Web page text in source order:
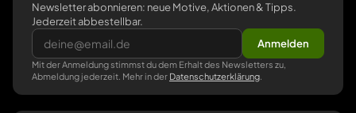
Newsletter abonnieren: neue Motive, Aktionen & Tipps.
Jederzeit abbestellbar.
Anmelden
Mit der Anmeldung stimmst du dem Erhalt des Newsletters zu,
Abmeldung jederzeit. Mehr in der Datenschutzerklärung